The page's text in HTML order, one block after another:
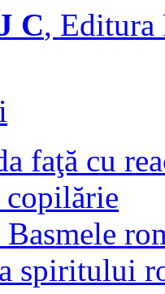
C, Editura
faţă cu
Basmele
spiritului